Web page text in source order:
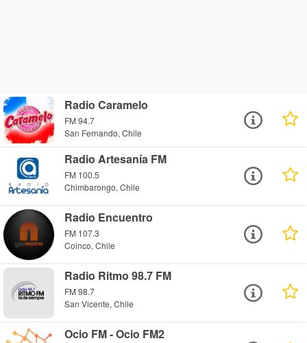
Radio Caramelo
FM 94.7
San Fernando, Chile
Radio Artesanía FM
FM 100.5
Chimbarongo, Chile
Radio Encuentro
FM 107.3
Coinco, Chile
Radio Ritmo 98.7 FM
FM 98.7
San Vicente, Chile
Ocio FM - Ocio FM2